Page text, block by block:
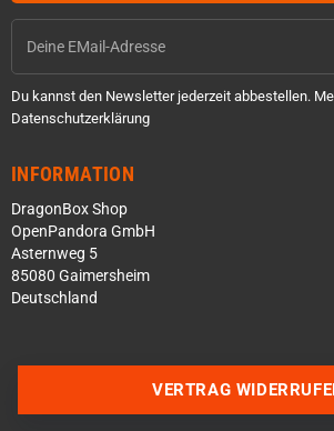
Du kannst den Newsletter jederzeit abbestellen.
Datenschutzerklärung
INFORMATION
DragonBox Shop
OpenPandora GmbH
Asternweg 5
85080 Gaimersheim
Deutschland
VERTRAG